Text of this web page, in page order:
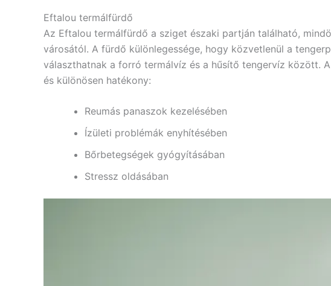
Eftalou termálfürdő
Az Eftalou termálfürdő a sziget északi partján található,
városától. A fürdő különlegessége, hogy közvetlenül a
választhatnak a forró termálvíz és a hűsítő tengervíz között.
és különösen hatékony:
Reumás panaszok kezelésében
Ízületi problémák enyhítésében
Bőrbetegségek gyógyításában
Stressz oldásában